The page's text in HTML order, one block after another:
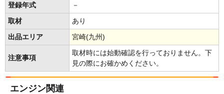
登録年式 －
取材 あり
出品エリア 宮崎(九州)
注意事項
取材時には始動確認を行っておりません。下
見の際にお確かめください。
エンジン関連